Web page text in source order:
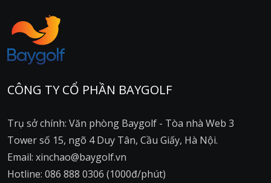
CÔNG TY CỔ PHẦN BAYGOLF
Trụ sở chính: Văn phòng Baygolf - Tòa nhà Web 3
Tower số 15, ngõ 4 Duy Tân, Cầu Giấy, Hà Nội.
Email: xinchao@baygolf.vn
Hotline: 086 888 0306 (1000đ/phút)